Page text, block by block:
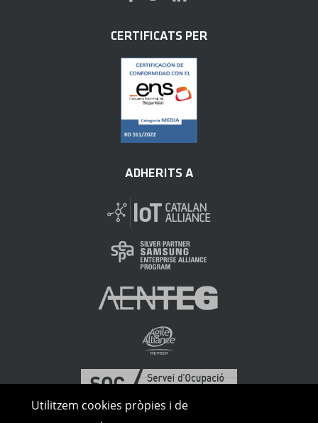
Utilitzem cookies pròpies i de
CERTIFICATS PER
ADHERITS A